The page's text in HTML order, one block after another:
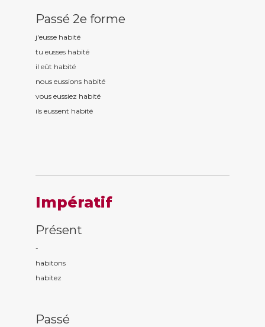
Passé 2e forme
j'eusse habité
tu eusses habité
il eût habité
nous eussions habité
vous eussiez habité
ils eussent habité
Impératif
Présent
-
habitons
habitez
Passé